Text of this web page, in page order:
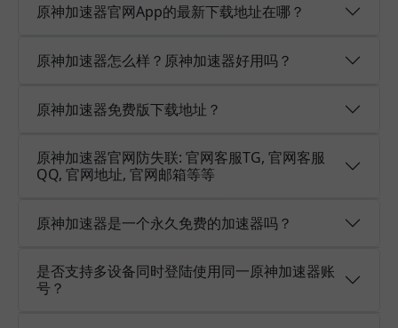
原神加速器官网App的最新下载地址在哪？
原神加速器怎么样？原神加速器好用吗？
原神加速器免费版下载地址？
原神加速器官网防失联: 官网客服TG, 官网客服
QQ, 官网地址, 官网邮箱等等
原神加速器是一个永久免费的加速器吗？
是否支持多设备同时登陆使用同一原神加速器账
号？